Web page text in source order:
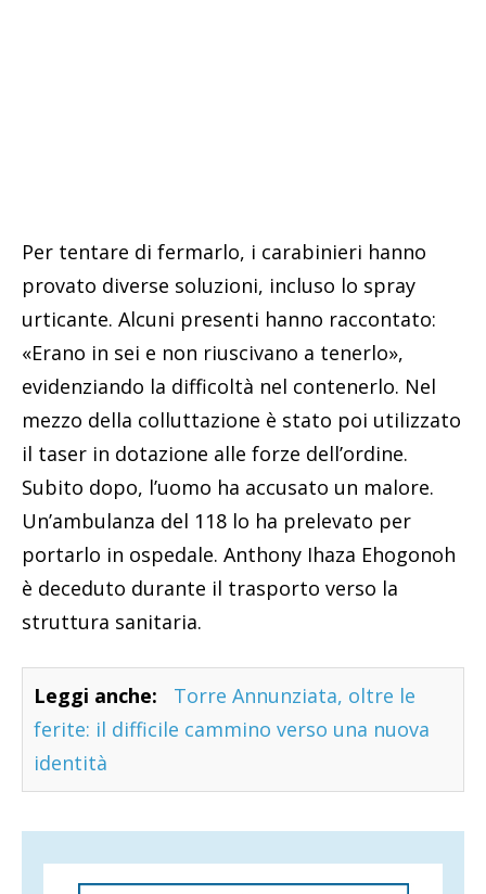
Per tentare di fermarlo, i carabinieri hanno
provato diverse soluzioni, incluso lo spray
urticante. Alcuni presenti hanno raccontato:
«Erano in sei e non riuscivano a tenerlo»,
evidenziando la difficoltà nel contenerlo. Nel
mezzo della colluttazione è stato poi utilizzato
il taser in dotazione alle forze dell’ordine.
Subito dopo, l’uomo ha accusato un malore.
Un’ambulanza del 118 lo ha prelevato per
portarlo in ospedale. Anthony Ihaza Ehogonoh
è deceduto durante il trasporto verso la
struttura sanitaria.
Leggi anche:
Torre Annunziata, oltre le
ferite: il difficile cammino verso una nuova
identità